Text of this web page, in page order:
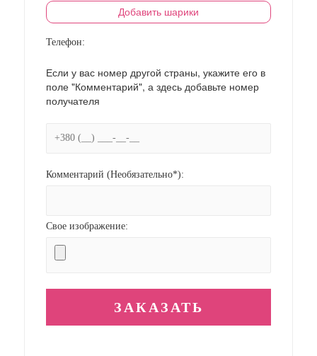
Добавить шарики
Телефон:
Если у вас номер другой страны, укажите его в
поле "Комментарий", а здесь добавьте номер
получателя
Комментарий (Необязательно*):
Свое изображение: